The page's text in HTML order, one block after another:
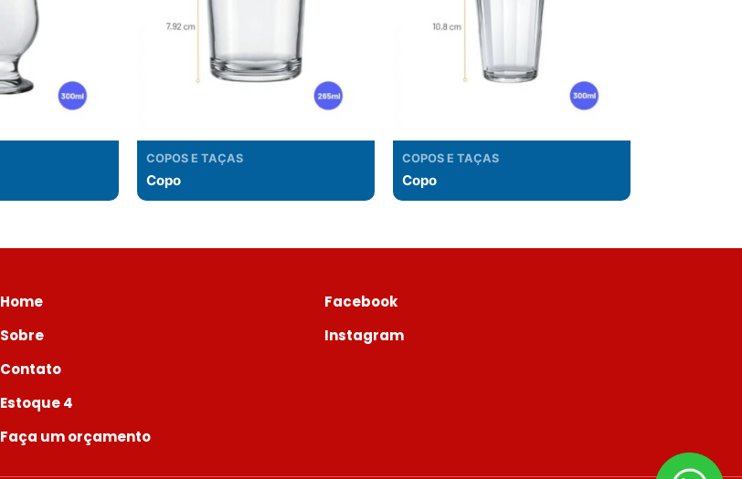
COPOS E TAÇAS
Copo
COPOS E TAÇAS
Copo
Home
Sobre
Contato
Estoque 4
Faça um orçamento
Facebook
Instagram